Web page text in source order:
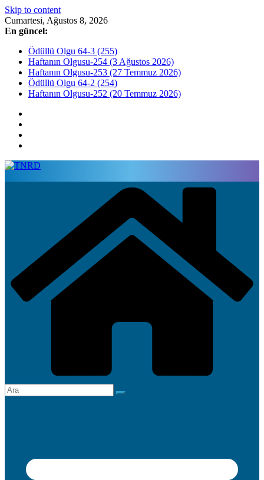
Skip to content
Cumartesi, Ağustos 8, 2026
En güncel:
Ödüllü Olgu 64-3 (255)
Haftanın Olgusu-254 (3 Ağustos 2026)
Haftanın Olgusu-253 (27 Temmuz 2026)
Ödüllü Olgu 64-2 (254)
Haftanın Olgusu-252 (20 Temmuz 2026)